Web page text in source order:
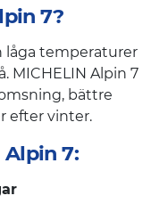
7?
låga temperaturer
MICHELIN Alpin 7
bättre
efter vinter.
Alpin 7: